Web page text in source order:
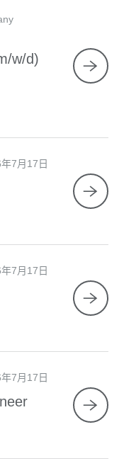
w/d)
7月17日
7月17日
7月17日